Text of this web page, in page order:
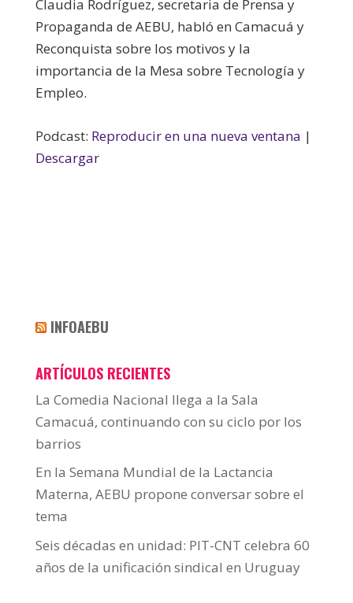
Claudia Rodríguez, secretaria de Prensa y
Propaganda de AEBU, habló en Camacuá y
Reconquista sobre los motivos y la
importancia de la Mesa sobre Tecnología y
Empleo.
Podcast: Reproducir en una nueva ventana |
Descargar
INFOAEBU
ARTÍCULOS RECIENTES
La Comedia Nacional llega a la Sala
Camacuá, continuando con su ciclo por los
barrios
En la Semana Mundial de la Lactancia
Materna, AEBU propone conversar sobre el
tema
Seis décadas en unidad: PIT-CNT celebra 60
años de la unificación sindical en Uruguay